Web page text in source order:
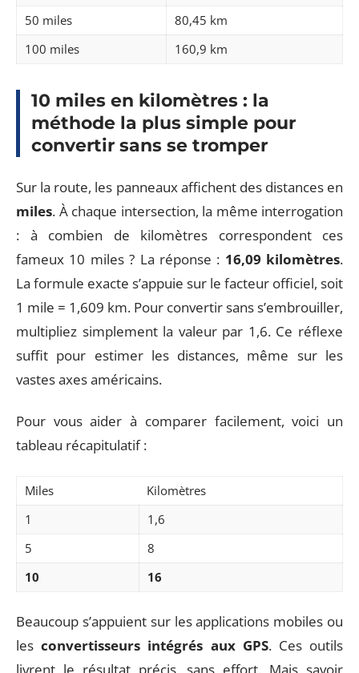
50 miles
80,45 km
100 miles
160,9 km
10 miles en kilomètres : la
méthode la plus simple pour
convertir sans se tromper
Sur la route, les panneaux affichent des distances en
miles. À chaque intersection, la même interrogation
: à combien de kilomètres correspondent ces
fameux 10 miles ? La réponse : 16,09 kilomètres.
La formule exacte s’appuie sur le facteur officiel, soit
1 mile = 1,609 km. Pour convertir sans s’embrouiller,
multipliez simplement la valeur par 1,6. Ce réflexe
suffit pour estimer les distances, même sur les
vastes axes américains.
Pour vous aider à comparer facilement, voici un
tableau récapitulatif :
Miles
Kilomètres
1
1,6
5
8
10
16
Beaucoup s’appuient sur les applications mobiles ou
lesconvertisseurs intégrés aux GPS. Ces outils